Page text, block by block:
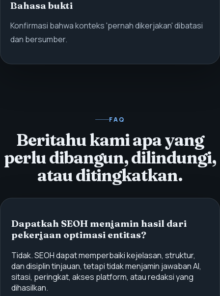
Bahasa bukti
Konfirmasi bahwa konteks 'pernah dikerjakan' dibatasi
dan bersumber.
FAQ
Beritahu kami apa yang
perlu dibangun, dilindungi,
atau ditingkatkan.
Dapatkah SEOH menjamin hasil dari
pekerjaan optimasi entitas?
Tidak. SEOH dapat memperbaiki kejelasan, struktur,
dan disiplin tinjauan, tetapi tidak menjamin jawaban AI,
sitasi, peringkat, akses platform, atau redaksi yang
dihasilkan.